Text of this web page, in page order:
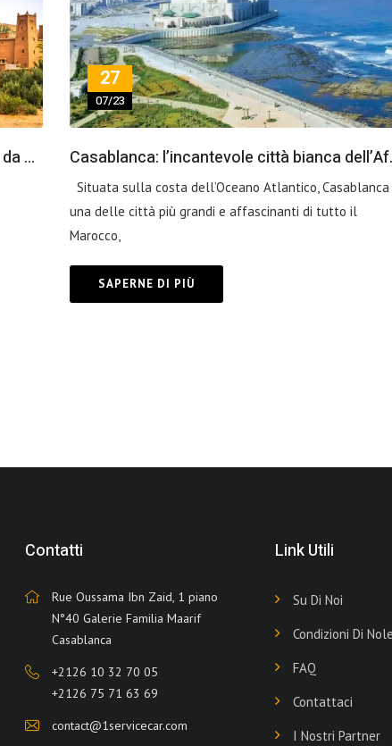
Marocco: Un Paese di colori e tradizioni da scoprire in auto
27
07/23
Situata sulla costa dell’Oceano Atlantico, Casablanca
una delle città più grandi e affascinanti di tutto il
Marocco,
SAPERNE DI PIÙ
Contatti
Rue Oussama Ibn Zaid, 1 piano
N°40 Galerie Familia Maarif
Casablanca
+2126 10 32 70 05
+2126 75 71 63 69
contact@1servicecar.com
Link Utili
Su Di Noi
Condizioni Di
FAQ
Contattaci
I Nostri Partner